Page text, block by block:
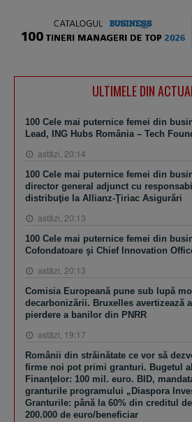
ULTIMELE DIN
100 Cele mai puternice femei din
Lead, ING Hubs România – Tech
astăzi, 20:14
100 Cele mai puternice femei din
director general adjunct cu
distribuţie la Allianz-Ţiriac Asigurări
astăzi, 20:13
100 Cele mai puternice femei din
Cofondatoare şi Chief Innovation
astăzi, 20:13
Comisia Europeană pune sub lupă
decarbonizării. Bruxelles avertizează
pierdere a banilor din PNRR
astăzi, 19:17
Românii din străinătate ce vor să
firme noi pot primi granturi. Bugetul
Finanţelor: 100 mil. euro. BID,
granturile programului „Diaspora
Granturile: până la 60% din creditul
200.000 de euro/beneficiar